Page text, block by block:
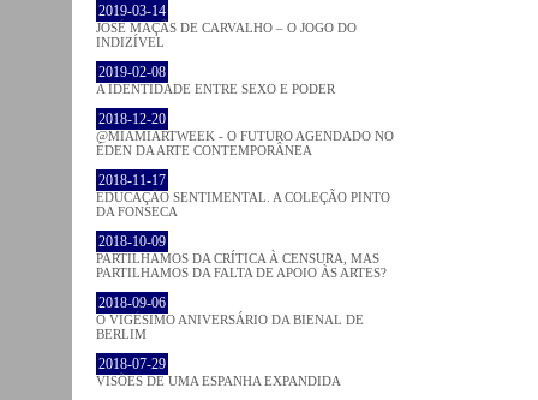
2019-03-14
JOSÉ MAÇÃS DE CARVALHO – O JOGO DO
INDIZÍVEL
2019-02-08
A IDENTIDADE ENTRE SEXO E PODER
2018-12-20
@MIAMIARTWEEK - O FUTURO AGENDADO NO
ÉDEN DA ARTE CONTEMPORÂNEA
2018-11-17
EDUCAÇÃO SENTIMENTAL. A COLEÇÃO PINTO
DA FONSECA
2018-10-09
PARTILHAMOS DA CRÍTICA À CENSURA, MAS
PARTILHAMOS DA FALTA DE APOIO ÀS ARTES?
2018-09-06
O VIGÉSIMO ANIVERSÁRIO DA BIENAL DE
BERLIM
2018-07-29
VISÕES DE UMA ESPANHA EXPANDIDA